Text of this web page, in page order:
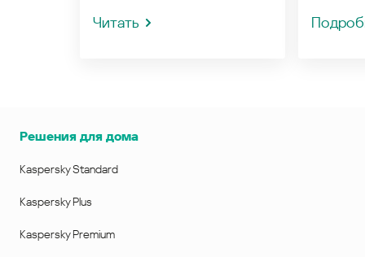
Читать
Решения для дома
Kaspersky Standard
Kaspersky Plus
Kaspersky Premium